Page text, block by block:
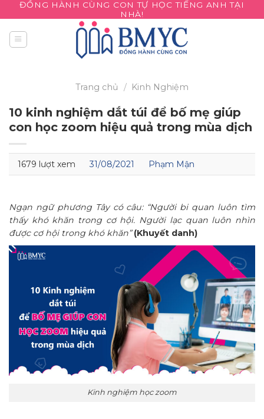
to
content
ĐỒNG HÀNH CÙNG CON TỰ HỌC TIẾNG ANH TẠI
NHÀ!
Trang chủ / Kinh Nghiệm
10 kinh nghiệm dắt túi để bố mẹ giúp
con học zoom hiệu quả trong mùa dịch
1679 lượt xem 31/08/2021 Phạm Mận
Ngạn ngữ phương Tây có câu: “Người bi quan luôn tìm
thấy khó khăn trong cơ hội. Người lạc quan luôn nhìn
được cơ hội trong khó khăn” (Khuyết danh)
Kinh nghiệm học zoom